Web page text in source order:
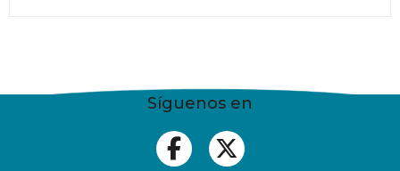
Síguenos en